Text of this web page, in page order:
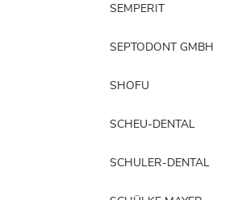
SEMPERIT
SEPTODONT GMBH
SHOFU
SCHEU-DENTAL
SCHULER-DENTAL